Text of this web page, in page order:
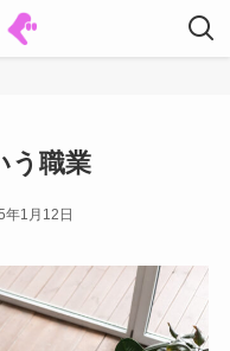
う職業
年1月12日